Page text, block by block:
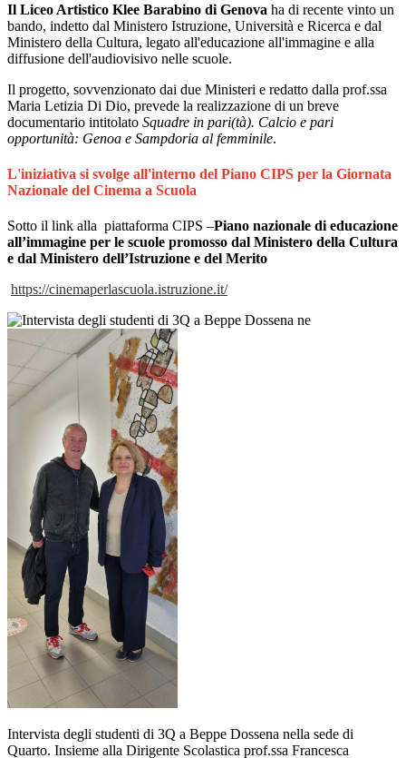
Il Liceo Artistico Klee Barabino di Genova ha di recente vinto un
bando, indetto dal Ministero Istruzione, Università e Ricerca e dal
Ministero della Cultura, legato all'educazione all'immagine e alla
diffusione dell'audiovisivo nelle scuole.
Il progetto, sovvenzionato dai due Ministeri e redatto dalla prof.ssa
Maria Letizia Di Dio, prevede la realizzazione di un breve
documentario intitolato Squadre in pari(tà). Calcio e pari
opportunità: Genoa e Sampdoria al femminile.
L'iniziativa si svolge all'interno del Piano CIPS per la Giornata
Nazionale del Cinema a Scuola
Sotto il link alla piattaforma CIPS –Piano nazionale di educazione
all’immagine per le scuole promosso dal Ministero della Cultura
e dal Ministero dell’Istruzione e del Merito
https://cinemaperlascuola.istruzione.it/
Intervista degli studenti di 3Q a Beppe Dossena nella sede di
Quarto. Insieme alla Dirigente Scolastica prof.ssa Francesca